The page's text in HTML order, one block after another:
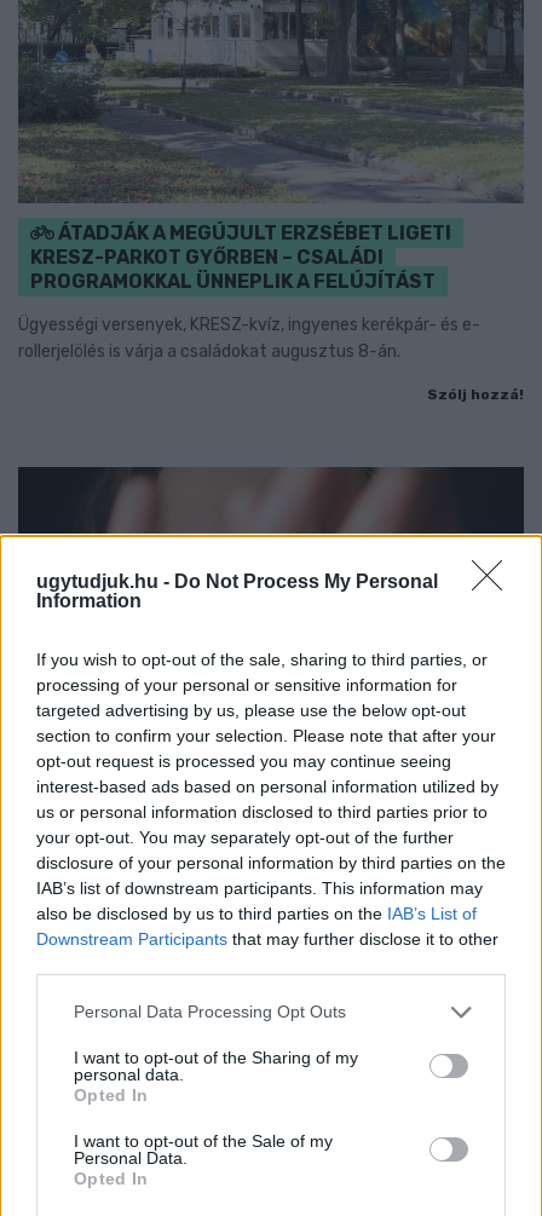
ugytudjuk.hu - Do Not Process My Personal
Information
If you wish to opt-out of the sale, sharing to third parties, or
processing of your personal or sensitive information for
targeted advertising by us, please use the below opt-out
section to confirm your selection. Please note that after your
opt-out request is processed you may continue seeing
interest-based ads based on personal information utilized by
us or personal information disclosed to third parties prior to
your opt-out. You may separately opt-out of the further
disclosure of your personal information by third parties on the
IAB’s list of downstream participants. This information may
also be disclosed by us to third parties on the IAB’s List of
Downstream Participants that may further disclose it to other
Please note that this website/app uses one or more Google
not limited to your visit or usage behaviour. You may click to
grant or deny consent to Google and its third-party tags to
use your data for below specified purposes in below Google
consent section.
Personal Data Processing Opt Outs
I want to opt-out of the Sharing of my
personal data.
Opted In
I want to opt-out of the Sale of my
Personal Data.
Opted In
ÁTADJÁK A MEGÚJULT ERZSÉBET LIGETI
KRESZ-PARKOT GYŐRBEN – CSALÁDI
PROGRAMOKKAL ÜNNEPLIK A FELÚJÍTÁST
Ügyességi versenyek, KRESZ-kvíz, ingyenes kerékpár- és e-
rollerjelölés is várja a családokat augusztus 8-án.
Szólj hozzá!
NŐVERŐ SZOMBATHELYI FÉRFI ELLEN EMELT
VÁDAT AZ ÜGYÉSZSÉG
A férfi a nyílt utcán kezdte verni áldozatát.
Szólj hozzá!